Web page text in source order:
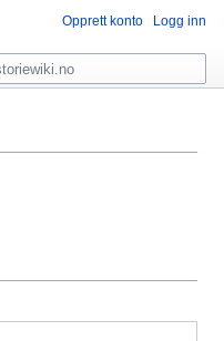
Opprett konto Logg inn